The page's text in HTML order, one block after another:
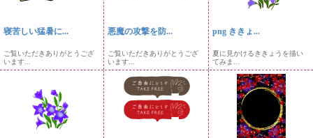
寝苦しい猛暑に...
ご覧いただきありがとうござ
います...
悪魔の攻撃を防...
ご覧いただきありがとうござ
います...
png ききょ...
夏に見かけるききょうを描い
てみま...